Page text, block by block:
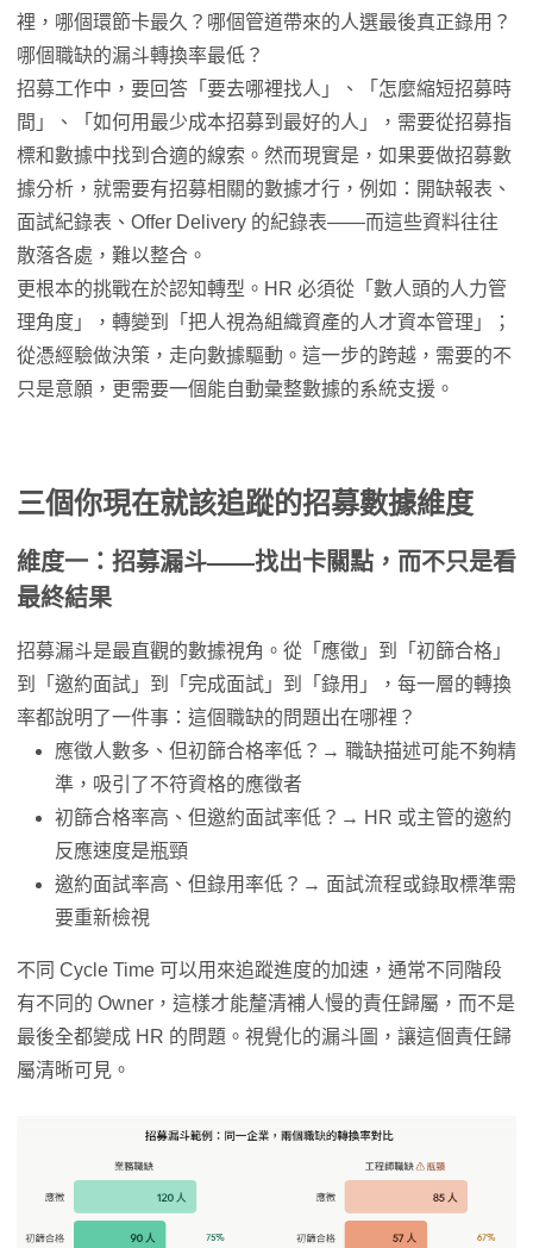
裡，哪個環節卡最久？哪個管道帶來的人選最後真正錄用？
哪個職缺的漏斗轉換率最低？
招募工作中，要回答「要去哪裡找人」、「怎麼縮短招募時
間」、「如何用最少成本招募到最好的人」，需要從招募指
標和數據中找到合適的線索。然而現實是，如果要做招募數
據分析，就需要有招募相關的數據才行，例如：開缺報表、
面試紀錄表、Offer Delivery 的紀錄表——而這些資料往往
散落各處，難以整合。
更根本的挑戰在於認知轉型。HR 必須從「數人頭的人力管
理角度」，轉變到「把人視為組織資產的人才資本管理」；
從憑經驗做決策，走向數據驅動。這一步的跨越，需要的不
只是意願，更需要一個能自動彙整數據的系統支援。
三個你現在就該追蹤的招募數據維度
維度一：招募漏斗——找出卡關點，而不只是看
最終結果
招募漏斗是最直觀的數據視角。從「應徵」到「初篩合格」
到「邀約面試」到「完成面試」到「錄用」，每一層的轉換
率都說明了一件事：這個職缺的問題出在哪裡？
應徵人數多、但初篩合格率低？→ 職缺描述可能不夠精
準，吸引了不符資格的應徵者
初篩合格率高、但邀約面試率低？→ HR 或主管的邀約
反應速度是瓶頸
邀約面試率高、但錄用率低？→ 面試流程或錄取標準需
要重新檢視
不同 Cycle Time 可以用來追蹤進度的加速，通常不同階段
有不同的 Owner，這樣才能釐清補人慢的責任歸屬，而不是
最後全都變成 HR 的問題。視覺化的漏斗圖，讓這個責任歸
屬清晰可見。